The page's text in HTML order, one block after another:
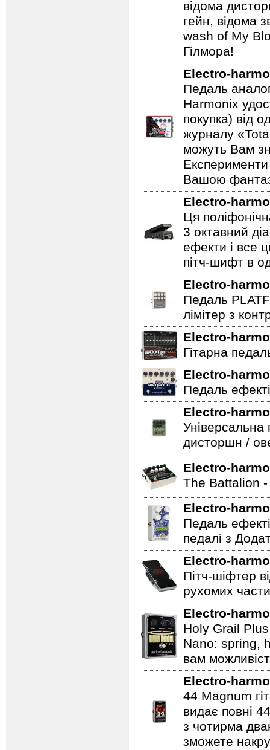
відома
гейн, відома
wash of My
Гілмора!
Electro-
Педаль
Harmonix
покупка) від
журналу
можуть Вам
Вашою
Electro-
Ця
3 октавний
ефекти і все
пітч-шифт в
Electro-
Педаль
лімітер з
Electro-
Гітарна
Electro-
Педаль
Electro-
Універсальна
дисторшн /
Electro-
The Battalion -
Electro-
Педаль
педалі з
Electro-
Пітч-шіфтер
рухомих
Electro-
Holy Grail Plus
Nano: spring,
вам
Electro-
44 Magnum
видає повні
з чотирма
зможете